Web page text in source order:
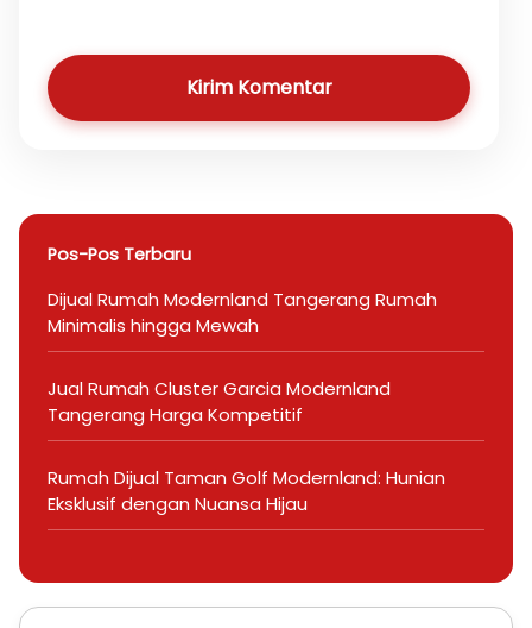
Kirim Komentar
Pos-Pos Terbaru
Dijual Rumah Modernland Tangerang Rumah
Minimalis hingga Mewah
Jual Rumah Cluster Garcia Modernland
Tangerang Harga Kompetitif
Rumah Dijual Taman Golf Modernland: Hunian
Eksklusif dengan Nuansa Hijau